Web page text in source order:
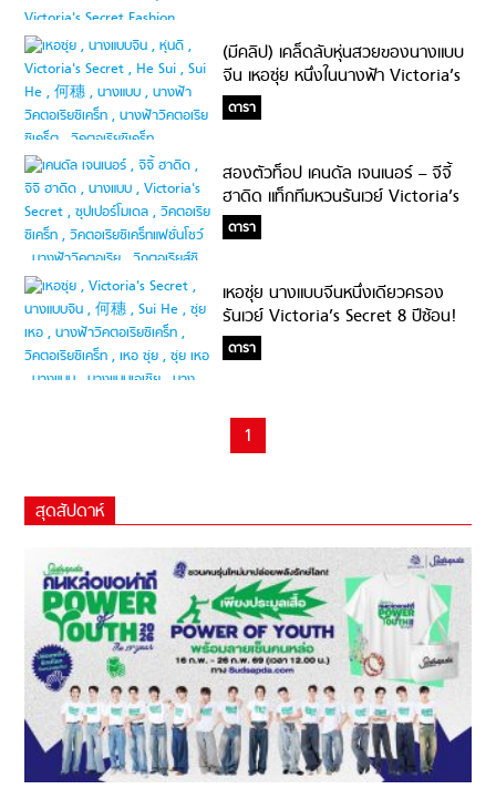
(มีคลิป) เคล็ดลับหุ่นสวยของนางแบบ
จีน เหอซุ่ย หนึ่งในนางฟ้า Victoria’s
Secret #เอวบางก็ต้องฟิต
ดารา
สองตัวท็อป เคนดัล เจนเนอร์ – จีจี้
ฮาดิด แท็กทีมหวนรันเวย์ Victoria’s
Secret 2018!?!?
ดารา
เหอซุ่ย นางแบบจีนหนึ่งเดียวครอง
รันเวย์ Victoria’s Secret 8 ปีซ้อน!
มีดีอะไร!?!?
ดารา
1
สุดสัปดาห์